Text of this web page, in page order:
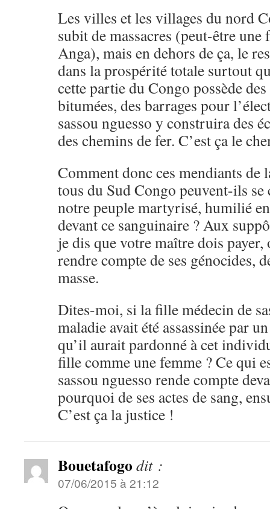
Les villes et les villages du nord
subit de massacres (peut-être une
Anga), mais en dehors de ça, le
dans la prospérité totale surtout
cette partie du Congo possède
bitumées, des barrages pour
sassou nguesso y construira des
des chemins de fer. C’est ça le
Comment donc ces mendiants de
tous du Sud Congo peuvent-ils
notre peuple martyrisé, humilié
devant ce sanguinaire ? Aux
je dis que votre maître dois
rendre compte de ses génocides,
masse.
Dites-moi, si la fille médecin de
maladie avait été assassinée par
qu’il aurait pardonné à cet
fille comme une femme ? Ce qui
sassou nguesso rende compte
pourquoi de ses actes de sang,
C’est ça la justice !
Bouetafogo dit :
07/06/2015 à 21:12